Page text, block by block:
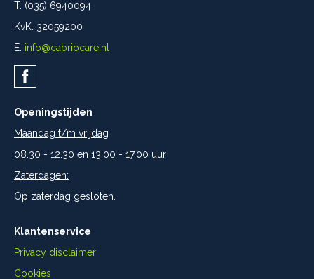
T: (035) 6940094
KvK: 32059200
E: info@cabriocare.nl
Openingstijden
Maandag t/m vrijdag
08.30 - 12.30 en 13.00 - 17.00 uur
Zaterdagen:
Op zaterdag gesloten.
Klantenservice
Privacy disclaimer
Cookies